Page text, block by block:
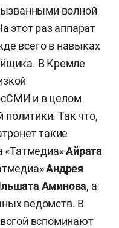
волной
этот раз аппарат
всего в навыках
В Кремле
и в целом
Так что,
такие
«Татмедиа»Айрата
Андрея
Аминова, а
ведомств. В
вспоминают